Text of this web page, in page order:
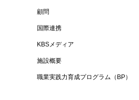
顧問
国際連携
KBSメディア
施設概要
職業実践力育成プログラム（BP）